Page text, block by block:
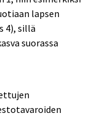
lapsen
4), sillä
suorassa